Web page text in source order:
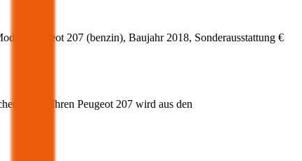
Peugeot 207 (benzin), Baujahr 2018, Sonderausstattung €
für Ihren Peugeot 207 wird aus den